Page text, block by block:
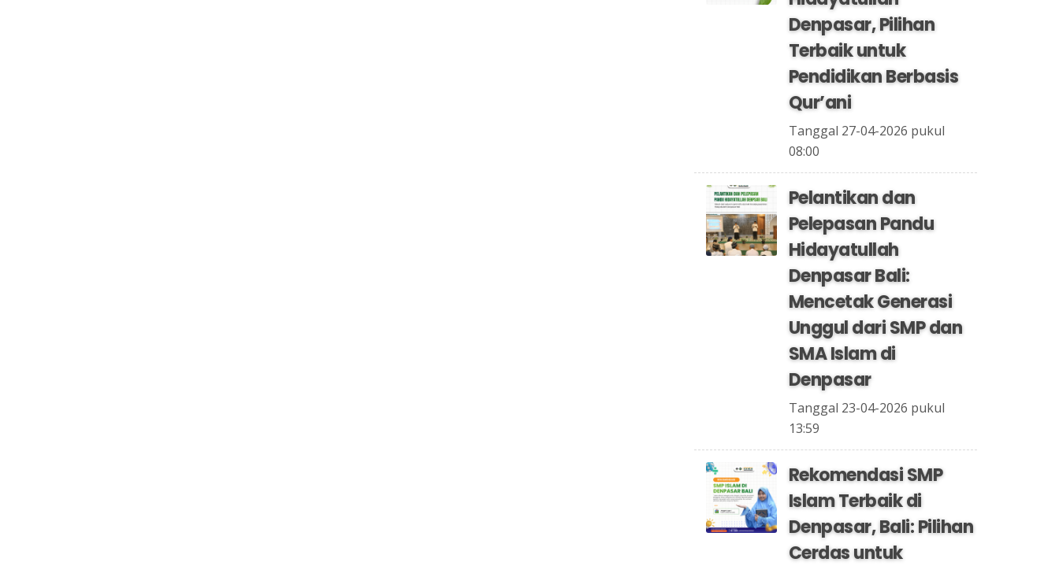
Denpasar, Pilihan
Terbaik untuk
Pendidikan Berbasis
Qur’ani
Tanggal 27-04-2026 pukul
08:00
Pelantikan dan
Pelepasan Pandu
Hidayatullah
Denpasar Bali:
Mencetak Generasi
Unggul dari SMP dan
SMA Islam di
Denpasar
Tanggal 23-04-2026 pukul
13:59
Rekomendasi SMP
Islam Terbaik di
Denpasar, Bali: Pilihan
Cerdas untuk